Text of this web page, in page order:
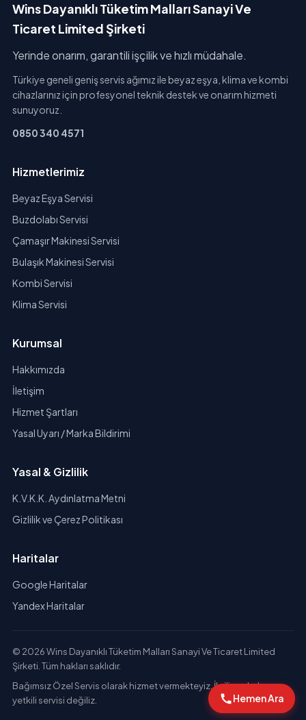
Wins Dayanıklı Tüketim Malları Sanayi Ve
Ticaret Limited Şirketi
Yerinde onarım, garantili işçilik ve hızlı müdahale.
Türkiye geneli geniş servis ağımız ile beyaz eşya, klima ve kombi
cihazlarınız için profesyonel teknik destek ve onarım hizmeti
sunuyoruz.
0850 340 4571
Hizmetlerimiz
Beyaz Eşya Servisi
Buzdolabı Servisi
Çamaşır Makinesi Servisi
Bulaşık Makinesi Servisi
Kombi Servisi
Klima Servisi
Kurumsal
Hakkımızda
İletişim
Hizmet Şartları
Yasal Uyarı / Marka Bildirimi
Yasal & Gizlilik
K.V.K.K. Aydınlatma Metni
Gizlilik ve Çerez Politikası
Haritalar
Google Haritalar
Yandex Haritalar
© 2026 Wins Dayanıklı Tüketim Malları Sanayi Ve Ticaret Limited
Şirketi. Tüm hakları saklıdır.
Bağımsız Özel Servis olarak hizmet vermekteyiz. İlgili markaların
yetkili servisi değiliz.
Hemen Ara